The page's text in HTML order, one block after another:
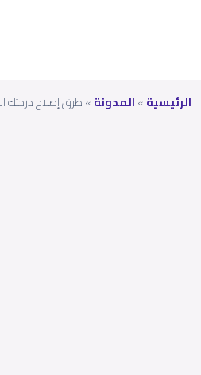
الرئيسية»المدونة»طرق إصلاح درجتك